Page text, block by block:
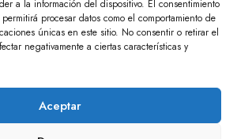
a la información del dispositivo. El consentimiento
procesar datos como el comportamiento de
únicas en este sitio. No consentir o retirar el
negativamente a ciertas características y
Aceptar